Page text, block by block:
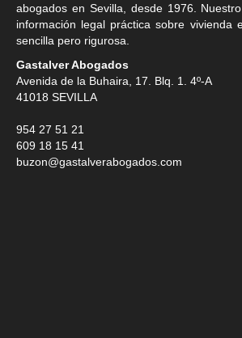
abogados en Sevilla , desde 1976.
información legal práctica sobre vivienda
sencilla pero rigurosa.
Gastalver Abogados
Avenida de la Buhaira, 17. Blq. 1. 4º-A
41018 SEVILLA
954 27 51 21
609 18 15 41
buzon@gastalverabogados.com